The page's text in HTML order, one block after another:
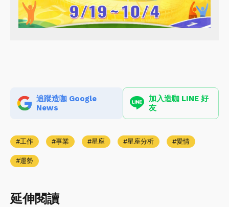
追蹤造咖 Google
News
加入造咖 LINE 好
友
工作 事業 星座 星座分析 愛情
運勢
延伸閱讀